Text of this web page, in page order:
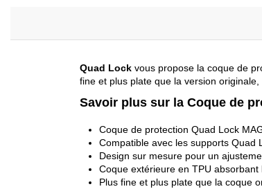
Quad Lock vous propose la coque de
fine et plus plate que la version
Savoir plus sur la Coque de
Coque de protection Quad Lock
Compatible avec les supports Quad
Design sur mesure pour un
Coque extérieure en TPU absorbant
Plus fine et plus plate que la coque